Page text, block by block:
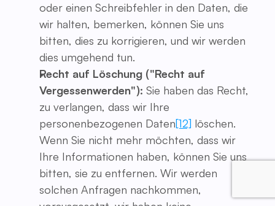
oder einen Schreibfehler in den Daten, die
wir halten, bemerken, können Sie uns
bitten, dies zu korrigieren, und wir werden
dies umgehend tun.
Recht auf Löschung ("Recht auf
Vergessenwerden"): Sie haben das Recht,
zu verlangen, dass wir Ihre
personenbezogenen Daten[12] löschen.
Wenn Sie nicht mehr möchten, dass wir
Ihre Informationen haben, können Sie uns
bitten, sie zu entfernen. Wir werden
solchen Anfragen nachkommen,